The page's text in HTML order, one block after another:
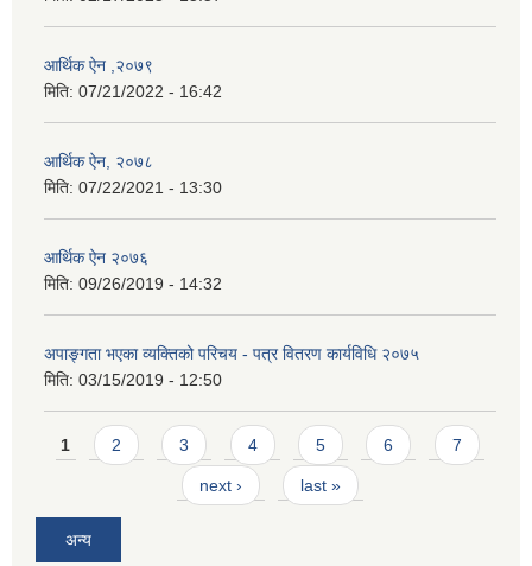
आर्थिक ऐन ,२०७९
मिति: 07/21/2022 - 16:42
आर्थिक ऐन, २०७८
मिति: 07/22/2021 - 13:30
आर्थिक ऐन २०७६
मिति: 09/26/2019 - 14:32
अपाङ्गता भएका व्यक्तिको परिचय - पत्र वितरण कार्यविधि २०७५
मिति: 03/15/2019 - 12:50
Pages
1 2 3 4 5 6 7
next › last »
अन्य